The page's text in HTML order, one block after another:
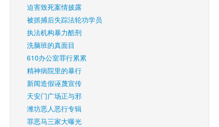
迫害致死案情披露
被抓捕后失踪法轮功学员
执法机构暴力酷刑
洗脑班的真面目
610办公室罪行累累
精神病院里的暴行
新闻造假诬蔑宣传
天安门广场正与邪
潍坊恶人恶行专辑
罪恶马三家大曝光